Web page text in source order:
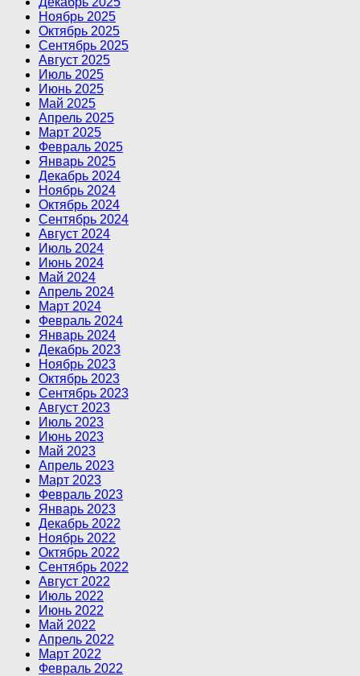
Ноябрь 2025
Октябрь 2025
Сентябрь 2025
Август 2025
Июль 2025
Июнь 2025
Май 2025
Апрель 2025
Март 2025
Февраль 2025
Январь 2025
Декабрь 2024
Ноябрь 2024
Октябрь 2024
Сентябрь 2024
Август 2024
Июль 2024
Июнь 2024
Май 2024
Апрель 2024
Март 2024
Февраль 2024
Январь 2024
Декабрь 2023
Ноябрь 2023
Октябрь 2023
Сентябрь 2023
Август 2023
Июль 2023
Июнь 2023
Май 2023
Апрель 2023
Март 2023
Февраль 2023
Январь 2023
Декабрь 2022
Ноябрь 2022
Октябрь 2022
Сентябрь 2022
Август 2022
Июль 2022
Июнь 2022
Май 2022
Апрель 2022
Март 2022
Февраль 2022